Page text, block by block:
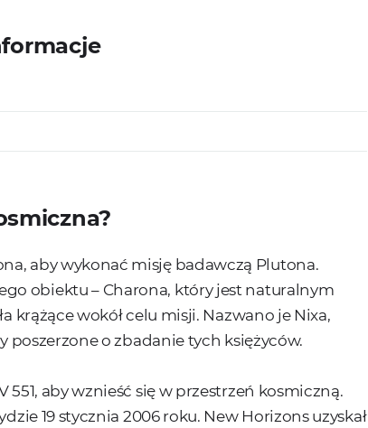
aby wykonać misję badawczą Plutona.
obiektu – Charona, który jest naturalnym
krążące wokół celu misji. Nazwano je Nixa,
poszerzone o zbadanie tych księżyców.
551, aby wznieść się w przestrzeń kosmiczną.
19 stycznia 2006 roku. New Horizons uzyskał